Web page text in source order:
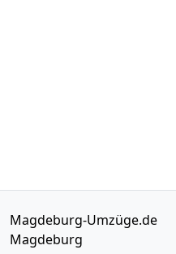
Magdeburg-Umzüge.de
Magdeburg